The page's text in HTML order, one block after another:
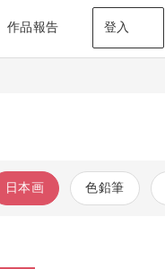
作品報告 登入
日本画 色鉛筆